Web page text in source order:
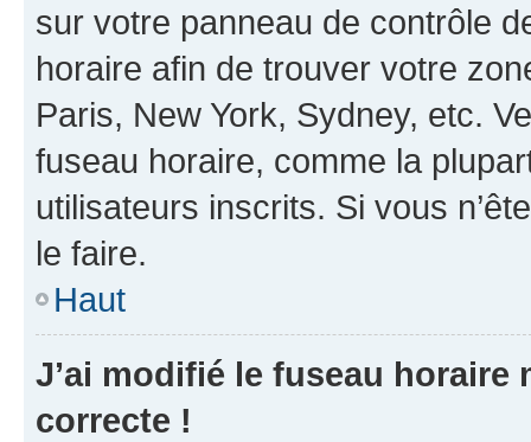
sur votre panneau de contrôle
horaire afin de trouver votre
Paris, New York, Sydney, etc.
fuseau horaire, comme la
utilisateurs inscrits. Si vous
le faire.
Haut
J’ai modifié le fuseau horaire
correcte !